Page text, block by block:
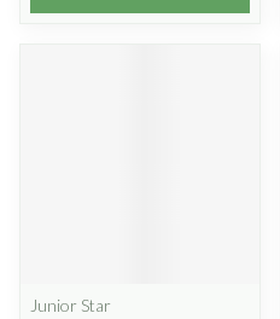
Junior Star